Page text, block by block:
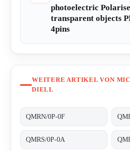
photoelectric
transparent objects
4pins
WEITERE ARTIKEL VON
DIELL
QMRN/0P-0F
QMRS/0P-0A